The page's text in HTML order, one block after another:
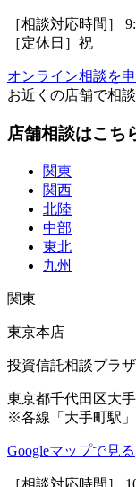
［相談対応時間］
［定休日］祝
オンライン相談を
お近くの店舗で相談
店舗相談はこち
関東
関西
北陸
中部
東北
九州
関東
東京本店
投資信託相談プラ
東京都千代田区大
※各線「大手町駅
Googleマップで見る
［相談対応時間］